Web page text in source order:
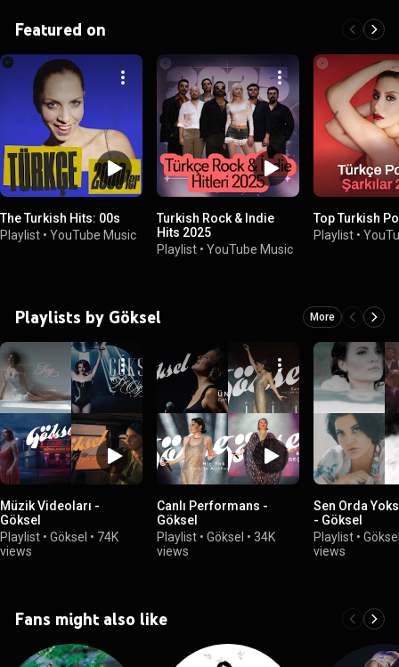
Featured on
The Turkish Hits: 00s
Playlist • YouTube Music
Turkish Rock & Indie
Hits 2025
Playlist • YouTube Music
Top Turkish
Playlist •
Playlists by Göksel More
Müzik Videoları -
Göksel
Playlist • Göksel • 74K
views
Canlı Performans -
Göksel
Playlist • Göksel • 34K
views
Sen Orda
- Göksel
Playlist •
views
Fans might also like